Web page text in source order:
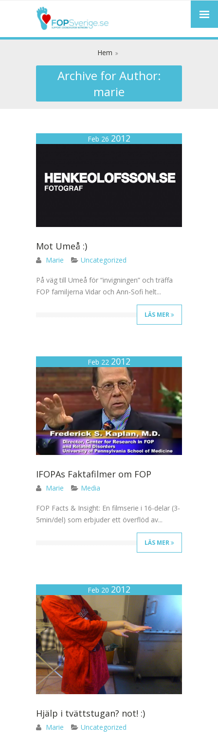
Hem
Archive for Author:
marie
Feb 26 2012
Mot Umeå :)
Marie Uncategorized
På väg till Umeå för “invigningen” och träffa
FOP familjerna Vidar och Ann-Sofi helt...
LÄS MER
Feb 22 2012
IFOPAs Faktafilmer om FOP
Marie Media
FOP Facts & Insight: En filmserie i 16-delar (3-
5min/del) som erbjuder ett överflöd av...
LÄS MER
Feb 20 2012
Hjälp i tvättstugan? not! :)
Marie Uncategorized